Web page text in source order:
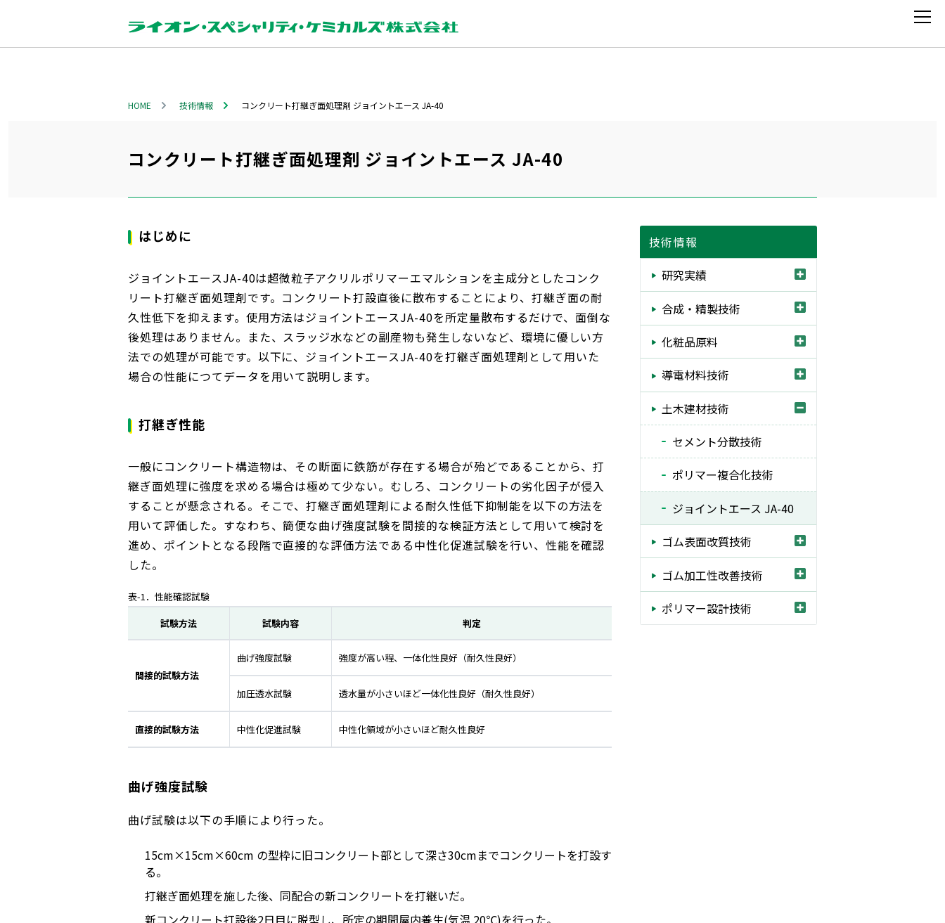
構造別製品
カタログ・SDS
技術情報
お問い合わせ
採用情報
HOME 技術情報 コンクリート打継ぎ面処理剤 ジョイントエース JA-40
コンクリート打継ぎ面処理剤 ジョイントエース JA-40
はじめに
ジョイントエースJA-40は超微粒子アクリルポリマーエマルションを主成分としたコンク
リート打継ぎ面処理剤です。コンクリート打設直後に散布することにより、打継ぎ面の耐
久性低下を抑えます。使用方法はジョイントエースJA-40を所定量散布するだけで、面倒な
後処理はありません。また、スラッジ水などの副産物も発生しないなど、環境に優しい方
法での処理が可能です。以下に、ジョイントエースJA-40を打継ぎ面処理剤として用いた
場合の性能につてデータを用いて説明します。
打継ぎ性能
一般にコンクリート構造物は、その断面に鉄筋が存在する場合が殆どであることから、打
継ぎ面処理に強度を求める場合は極めて少ない。むしろ、コンクリートの劣化因子が侵入
することが懸念される。そこで、打継ぎ面処理剤による耐久性低下抑制能を以下の方法を
用いて評価した。すなわち、簡便な曲げ強度試験を間接的な検証方法として用いて検討を
進め、ポイントとなる段階で直接的な評価方法である中性化促進試験を行い、性能を確認
した。
表-1．性能確認試験
試験方法
試験内容 判定
間接的試験方法
曲げ強度試験 強度が高い程、一体化性良好（耐久性良好）
加圧透水試験 透水量が小さいほど一体化性良好（耐久性良好）
直接的試験方法 中性化促進試験 中性化領域が小さいほど耐久性良好
曲げ強度試験
曲げ試験は以下の手順により行った。
15cm×15cm×60cm の型枠に旧コンクリート部として深さ30cmまでコンクリートを打設す
る。
打継ぎ面処理を施した後、同配合の新コンクリートを打継いだ。
新コンクリート打設後2日目に脱型し、所定の期間屋内養生(気温 20℃)を行った。
技術情報
研究実績
合成・精製技術
化粧品原料
導電材料技術
土木建材技術
セメント分散技術
ポリマー複合化技術
ジョイントエース JA-40
ゴム表面改質技術
ゴム加工性改善技術
ポリマー設計技術